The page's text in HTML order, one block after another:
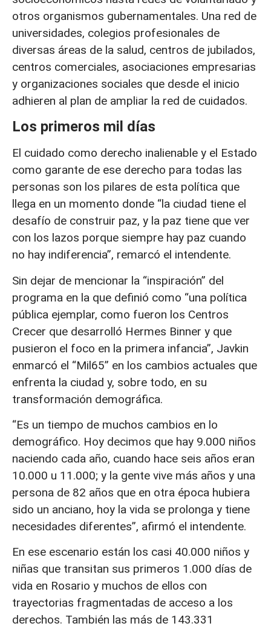
otros organismos gubernamentales. Una red de
universidades, colegios profesionales de
diversas áreas de la salud, centros de jubilados,
centros comerciales, asociaciones empresarias
y organizaciones sociales que desde el inicio
adhieren al plan de ampliar la red de cuidados.
Los primeros mil días
El cuidado como derecho inalienable y el Estado
como garante de ese derecho para todas las
personas son los pilares de esta política que
llega en un momento donde “la ciudad tiene el
desafío de construir paz, y la paz tiene que ver
con los lazos porque siempre hay paz cuando
no hay indiferencia”, remarcó el intendente.
Sin dejar de mencionar la “inspiración” del
programa en la que definió como “una política
pública ejemplar, como fueron los Centros
Crecer que desarrolló Hermes Binner y que
pusieron el foco en la primera infancia”, Javkin
enmarcó el “Mil65” en los cambios actuales que
enfrenta la ciudad y, sobre todo, en su
transformación demográfica.
“Es un tiempo de muchos cambios en lo
demográfico. Hoy decimos que hay 9.000 niños
naciendo cada año, cuando hace seis años eran
10.000 u 11.000; y la gente vive más años y una
persona de 82 años que en otra época hubiera
sido un anciano, hoy la vida se prolonga y tiene
necesidades diferentes”, afirmó el intendente.
En ese escenario están los casi 40.000 niños y
niñas que transitan sus primeros 1.000 días de
vida en Rosario y muchos de ellos con
trayectorias fragmentadas de acceso a los
derechos. También las más de 143.331